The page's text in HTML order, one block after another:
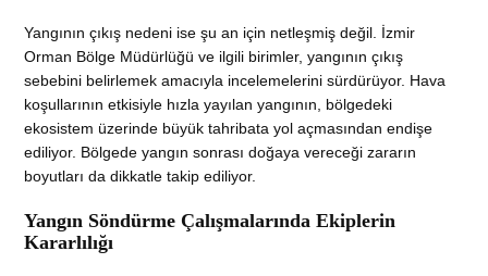
Yangının çıkış nedeni ise şu an için netleşmiş değil. İzmir
Orman Bölge Müdürlüğü ve ilgili birimler, yangının çıkış
sebebini belirlemek amacıyla incelemelerini sürdürüyor. Hava
koşullarının etkisiyle hızla yayılan yangının, bölgedeki
ekosistem üzerinde büyük tahribata yol açmasından endişe
ediliyor. Bölgede yangın sonrası doğaya vereceği zararın
boyutları da dikkatle takip ediliyor.
Yangın Söndürme Çalışmalarında Ekiplerin
Kararlılığı